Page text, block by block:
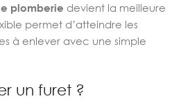
plomberie devient la meilleure
permet d’atteindre les
à enlever avec une simple
un furet ?